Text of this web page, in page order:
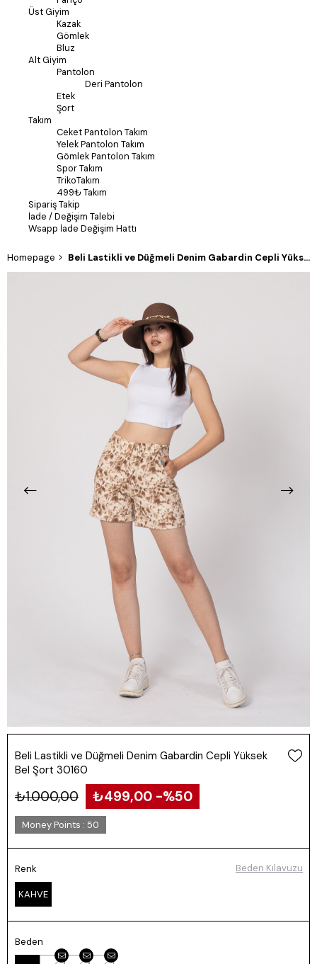
Üst Giyim
Kazak
Gömlek
Bluz
Alt Giyim
Pantolon
Deri Pantolon
Etek
Şort
Takım
Ceket Pantolon Takım
Yelek Pantolon Takım
Gömlek Pantolon Takım
Spor Takım
TrikoTakım
499₺ Takım
Sipariş Takip
İade / Değişim Talebi
Wsapp İade Değişim Hattı
Homepage Beli Lastikli ve Düğmeli Denim Gabardin Cepli Yüksek Bel Şort 30160
Beli Lastikli ve Düğmeli Denim Gabardin Cepli Yüksek
Bel Şort 30160
₺1.000,00 ₺499,00 50
Money Points : 50
Renk
KAHVE
Beden
Beden Kılavuzu